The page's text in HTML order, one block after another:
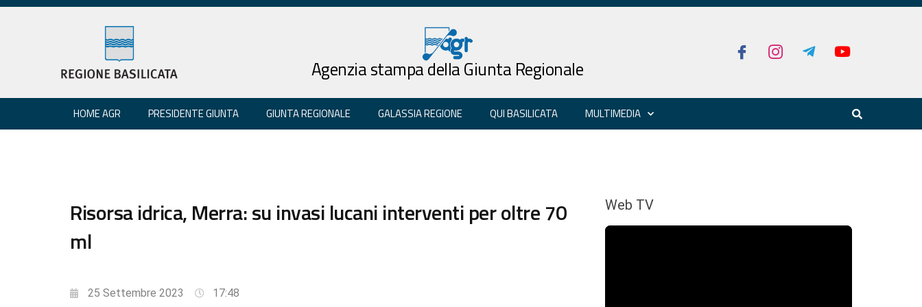
Agenzia stampa della Giunta Regionale
HOME AGR PRESIDENTE GIUNTA GIUNTA REGIONALE GALASSIA REGIONE QUI BASILICATA MULTIMEDIA
Risorsa idrica, Merra: su invasi lucani interventi per oltre 70
ml
25 Settembre 2023
17:48
Web TV